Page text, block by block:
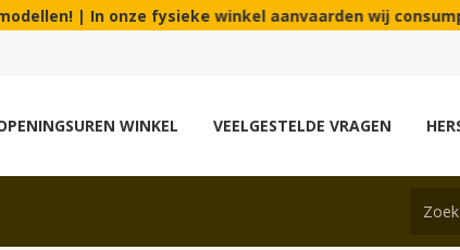
fysieke winkel aanvaarden wij consumptie en eco
WINKEL VEELGESTELDE VRAGEN